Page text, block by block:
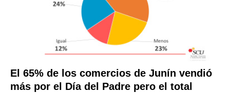
El 65% de los comercios de Junín vendió
más por el Día del Padre pero el total